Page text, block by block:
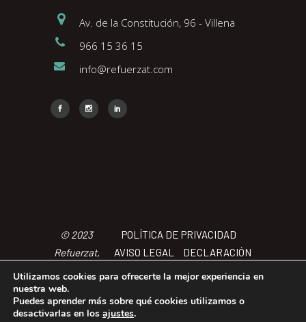
Av. de la Constitución, 96 - Villena
966 15 36 15
info@refuerzat.com
© 2023
Refuerzat,
Todos los
derechos
reservados
POLÍTICA DE PRIVACIDAD
AVISO LEGAL
DECLARACIÓN
DE ACCCESIBILIDAD
POLÍTICA
CONDICIONES
Utilizamos cookies para ofrecerte la mejor experiencia en
nuestra web.
Puedes aprender más sobre qué cookies utilizamos o
desactivarlas en los ajustes.